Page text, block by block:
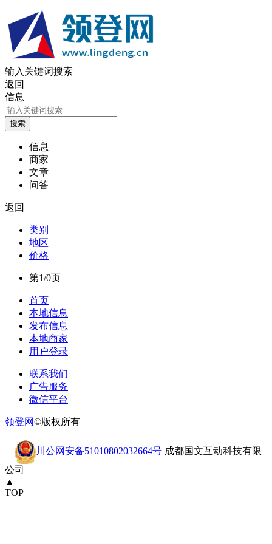
输入关键词搜索
返回
信息
信息
商家
文章
问答
返回
类别
地区
价格
第1/0页
首页
本地信息
发布信息
本地商家
用户登录
联系我们
广告服务
微信平台
领登网©版权所有
川公网安备51010802032664号 成都国文互动科技有限
公司
▲
TOP